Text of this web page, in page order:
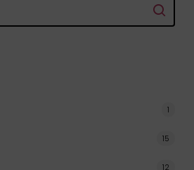
1
15
12